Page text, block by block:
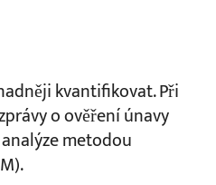
kvantifikovat. Při
o ověření únavy
metodou